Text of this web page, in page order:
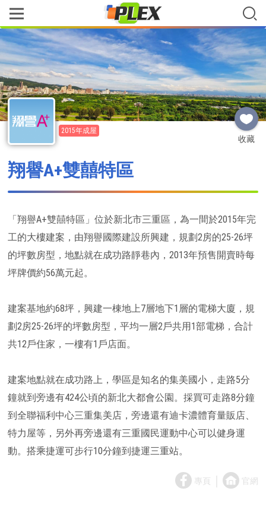
收藏
2015年成屋
翔譽A+雙囍特區
「翔譽A+雙囍特區」位於新北市三重區，為一間於2015年完
工的大樓建案，由翔譽國際建設所興建，規劃2房的25-26坪
的坪數房型，地點就在成功路靜巷內，2013年預售開賣時每
坪牌價約56萬元起。
建案基地約68坪，興建一棟地上7層地下1層的電梯大廈，規
劃2房25-26坪的坪數房型，平均一層2戶共用1部電梯，合計
共12戶住家，一樓有1戶店面。
建案地點就在成功路上，學區是知名的集美國小，走路5分
鐘就到旁邊有424公頃的新北大都會公園。採買可走路8分鐘
到全聯福利中心三重集美店，旁邊還有迪卡濃體育量販店、
特力屋等，另外再旁邊還有三重國民運動中心可以健身運
動。搭乘捷運可步行10分鐘到捷運三重站。
專頁 官網